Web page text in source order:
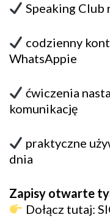
Speaking Club
codzienny
WhatsAppie
ćwiczenia
komunikację
praktyczne
dnia
Zapisy otwarte
Dołącz tutaj: